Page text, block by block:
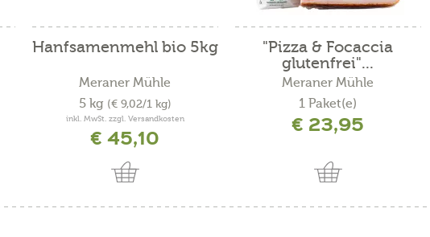
Hanfsamenmehl bio 5kg
Meraner Mühle
5 kg (€ 9,02/1 kg)
inkl. MwSt. zzgl. Versandkosten
€ 45,10
"Pizza & Focaccia
glutenfrei"...
Meraner Mühle
1 Paket(e)
€ 23,95